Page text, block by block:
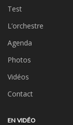
Test
L’orchestre
Agenda
Photos
Vidéos
Contact
EN VIDÉO